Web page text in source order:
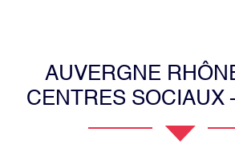
AUVERGNE
CENTRES SOCIAUX